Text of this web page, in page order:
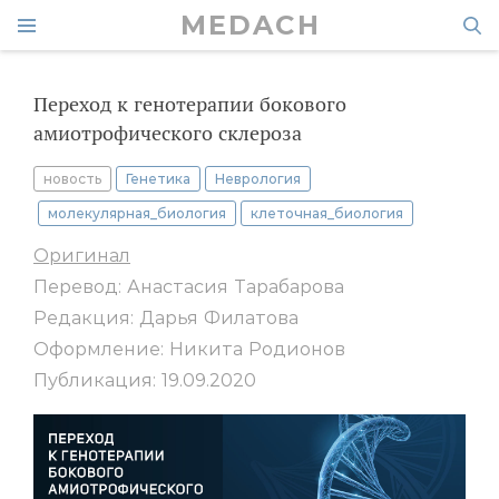
MEDACH
Переход к генотерапии бокового
амиотрофического склероза
новость Генетика Неврология
молекулярная_биология клеточная_биология
Оригинал
Перевод: Анастасия Тарабарова
Редакция: Дарья Филатова
Оформление: Никита Родионов
Публикация: 19.09.2020